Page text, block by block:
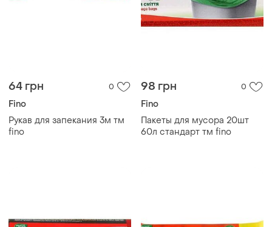
64 грн 0
Fino
Рукав для запекания 3м тм
fino
98 грн 0
Fino
Пакеты для мусора 20шт
60л cтандарт тм fino